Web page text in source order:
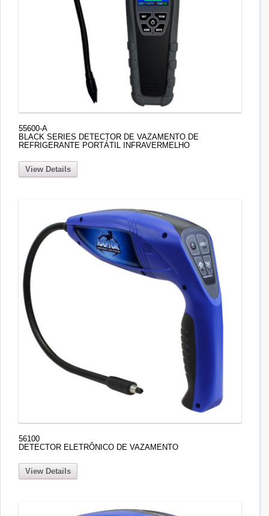
55600-A
BLACK SERIES DETECTOR DE VAZAMENTO DE
REFRIGERANTE PORTÁTIL INFRAVERMELHO
View Details
56100
DETECTOR ELETRÔNICO DE VAZAMENTO
View Details